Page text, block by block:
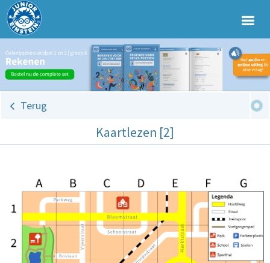
Terug
Kaartlezen [2]